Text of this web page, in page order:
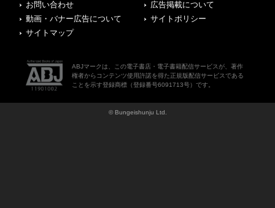
お問い合わせ
広告掲載について
動画・バナー広告について
サイトポリシー
サイトマップ
ABJマークは、この電子書店・電子書籍配信サービスが、著作
権者からコンテンツ使用許諾を得た正規版配信サービスである
ことを示す登録商標（登録番号6091713号）です。
© Bungeishunju Ltd.